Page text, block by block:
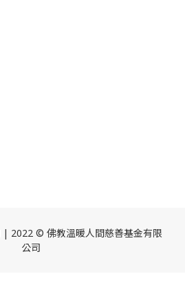
| 2022 © 佛教溫暖人間慈善基金有限
公司